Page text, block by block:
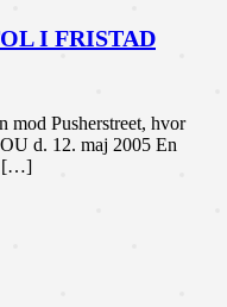
I FRISTAD
mod Pusherstreet, hvor
d. 12. maj 2005 En
[…]